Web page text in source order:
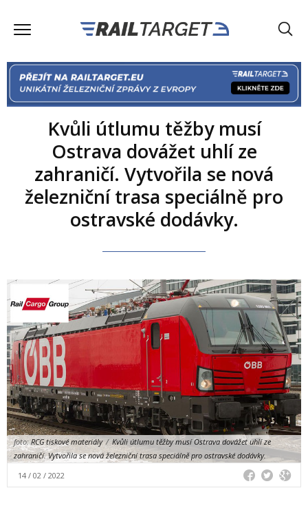
Kvůli útlumu těžby musí
Ostrava dovážet uhlí ze
zahraničí. Vytvořila se nová
železniční trasa speciálně pro
ostravské dodávky.
foto:RCG tiskové materiály / Kvůli útlumu těžby musí Ostrava dovážet uhlí ze
zahraničí. Vytvořila se nová železniční trasa speciálně pro ostravské dodávky.
14 / 02 / 2022